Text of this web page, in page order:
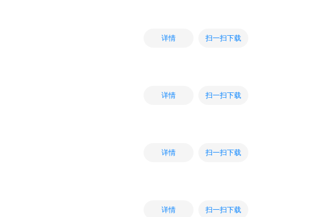
详情 扫一扫下载
详情 扫一扫下载
详情 扫一扫下载
详情 扫一扫下载